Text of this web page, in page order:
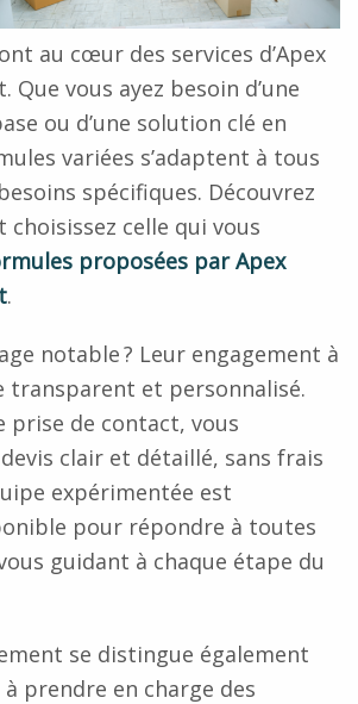
au cœur des services d’Apex
Que vous ayez besoin d’une
ou d’une solution clé en
variées s’adaptent à tous
spécifiques. Découvrez
celle qui vous
proposées par Apex
.
notable ? Leur engagement à
transparent et personnalisé.
prise de contact, vous
devis clair et détaillé, sans frais
expérimentée est
pour répondre à toutes
guidant à chaque étape du
se distingue également
prendre en charge des